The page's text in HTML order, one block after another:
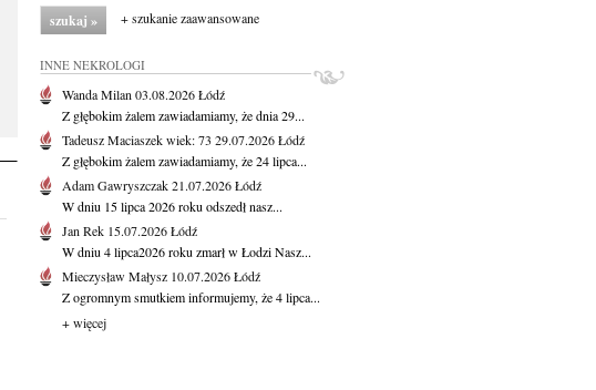
+ szukanie zaawansowane
INNE NEKROLOGI
Wanda Milan 03.08.2026Łódź
Z głębokim żalem zawiadamiamy, że dnia 29...
Tadeusz Maciaszekwiek: 73 29.07.2026Łódź
Z głębokim żalem zawiadamiamy, że 24 lipca...
Adam Gawryszczak21.07.2026Łódź
W dniu 15 lipca 2026 roku odszedł nasz...
Jan Rek 15.07.2026Łódź
W dniu 4 lipca2026 roku zmarł w Łodzi Nasz...
Mieczysław Małysz 10.07.2026Łódź
Z ogromnym smutkiem informujemy, że 4 lipca...
+ więcej